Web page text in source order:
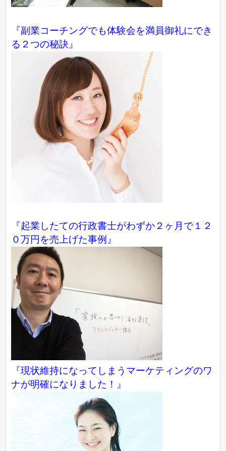
『副業コーチングでも体験会を満員御礼にでき
る２つの秘訣』
『起業したての行政書士がわずか２ヶ月で１２
０万円を売上げた事例』
『現状維持になってしまうマーケティングのワ
ナが明確になりました！』